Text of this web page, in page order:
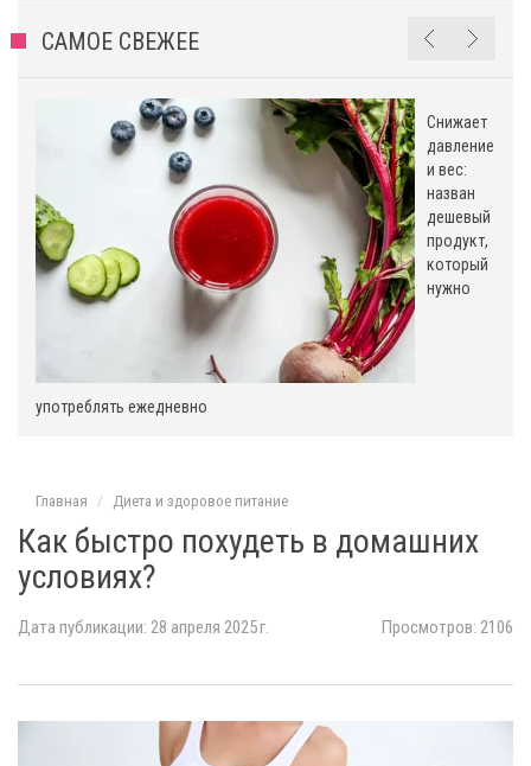
САМОЕ СВЕЖЕЕ
Снижает
давление
и вес:
назван
дешевый
продукт,
который
нужно
употреблять ежедневно
Главная Диета и здоровое питание
Как быстро похудеть в домашних
условиях?
Дата публикации: 28 апреля 2025 г. Просмотров: 2106